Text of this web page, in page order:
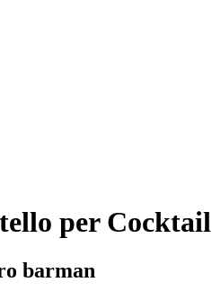
per Cocktail
barman